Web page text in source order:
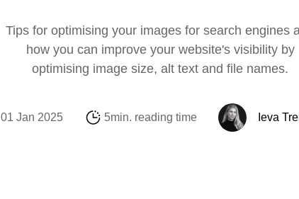
Social Media
Amazon
Support Sofie
Profitmetrics
Tips for optimising your images for search engines
how you can improve your website's visibility by
optimising image size, alt text and file names.
01 Jan 2025 5min. reading time Ieva